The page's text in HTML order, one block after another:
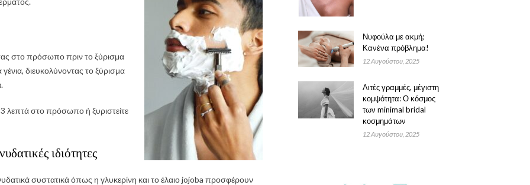
στο πρόσωπο πριν το ξύρισμα
διευκολύνοντας το ξύρισμα
λεπτά στο πρόσωπο ή ξυριστείτε
ιδιότητες
συστατικά όπως η γλυκερίνη και το έλαιο jojoba προσφέρουν
Νυφούλα με ακμή;
Κανένα πρόβλημα!
12 Αυγούστου, 2025
Λιτές γραμμές, μέγιστη
κομψότητα: Ο κόσμος
των minimal bridal
κοσμημάτων
12 Αυγούστου, 2025